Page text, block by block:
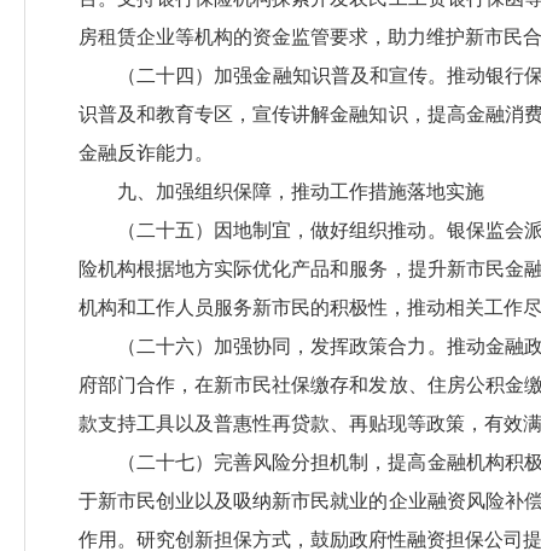
房租赁企业等机构的资金监管要求，助力维护新市民
（二十四）加强金融知识普及和宣传。推动银
识普及和教育专区，宣传讲解金融知识，提高金融消
金融反诈能力。
九、加强组织保障，推动工作措施落地实施
（二十五）因地制宜，做好组织推动。银保监
险机构根据地方实际优化产品和服务，提升新市民金
机构和工作人员服务新市民的积极性，推动相关工作
（二十六）加强协同，发挥政策合力。推动金
府部门合作，在新市民社保缴存和发放、住房公积金
款支持工具以及普惠性再贷款、再贴现等政策，有效
（二十七）完善风险分担机制，提高金融机构
于新市民创业以及吸纳新市民就业的企业融资风险补
作用。研究创新担保方式，鼓励政府性融资担保公司